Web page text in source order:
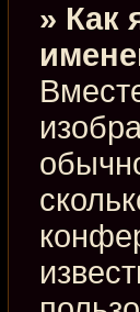
» Как